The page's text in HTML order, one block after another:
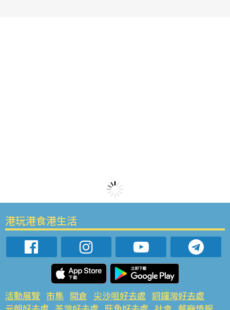
港玩港食港生活
活動展覽 市集 開倉 尖沙咀好去處 銅鑼灣好去處